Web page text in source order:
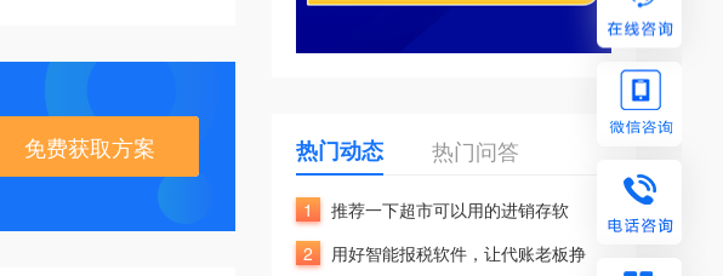
免费获取方案 热门动态 热门问答
1
推荐一下超市可以用的进销存软
2
用好智能报税软件，让代账老板挣